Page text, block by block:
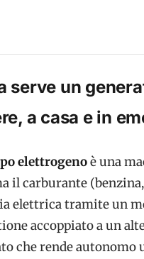
serve un
a casa e in
elettrogenoè una
il carburante (benzina,
elettrica tramite un
accoppiato a un
che rende autonomo